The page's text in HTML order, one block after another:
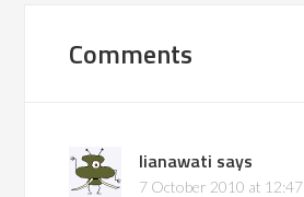
Comments
lianawati says
7 October 2010 at 12:47